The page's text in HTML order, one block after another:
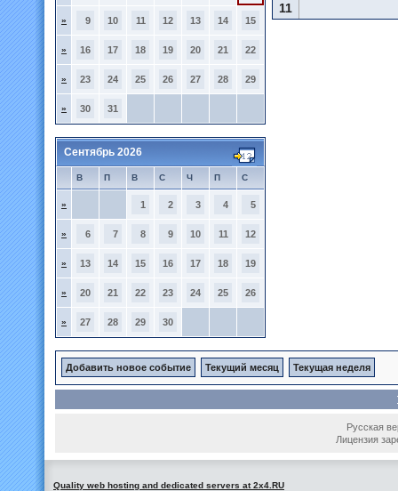
» 9 10 11 12 13 14 15
» 16 17 18 19 20 21 22
» 23 24 25 26 27 28 29
» 30 31
Сентябрь 2026
В П В С Ч П С
» 1 2 3 4 5
» 6 7 8 9 10 11 12
» 13 14 15 16 17 18 19
» 20 21 22 23 24 25 26
» 27 28 29 30
11
Добавить новое событие Текущий месяц Текущая неделя
Русская
Лицензия
Quality web hosting and dedicated servers at 2x4.RU